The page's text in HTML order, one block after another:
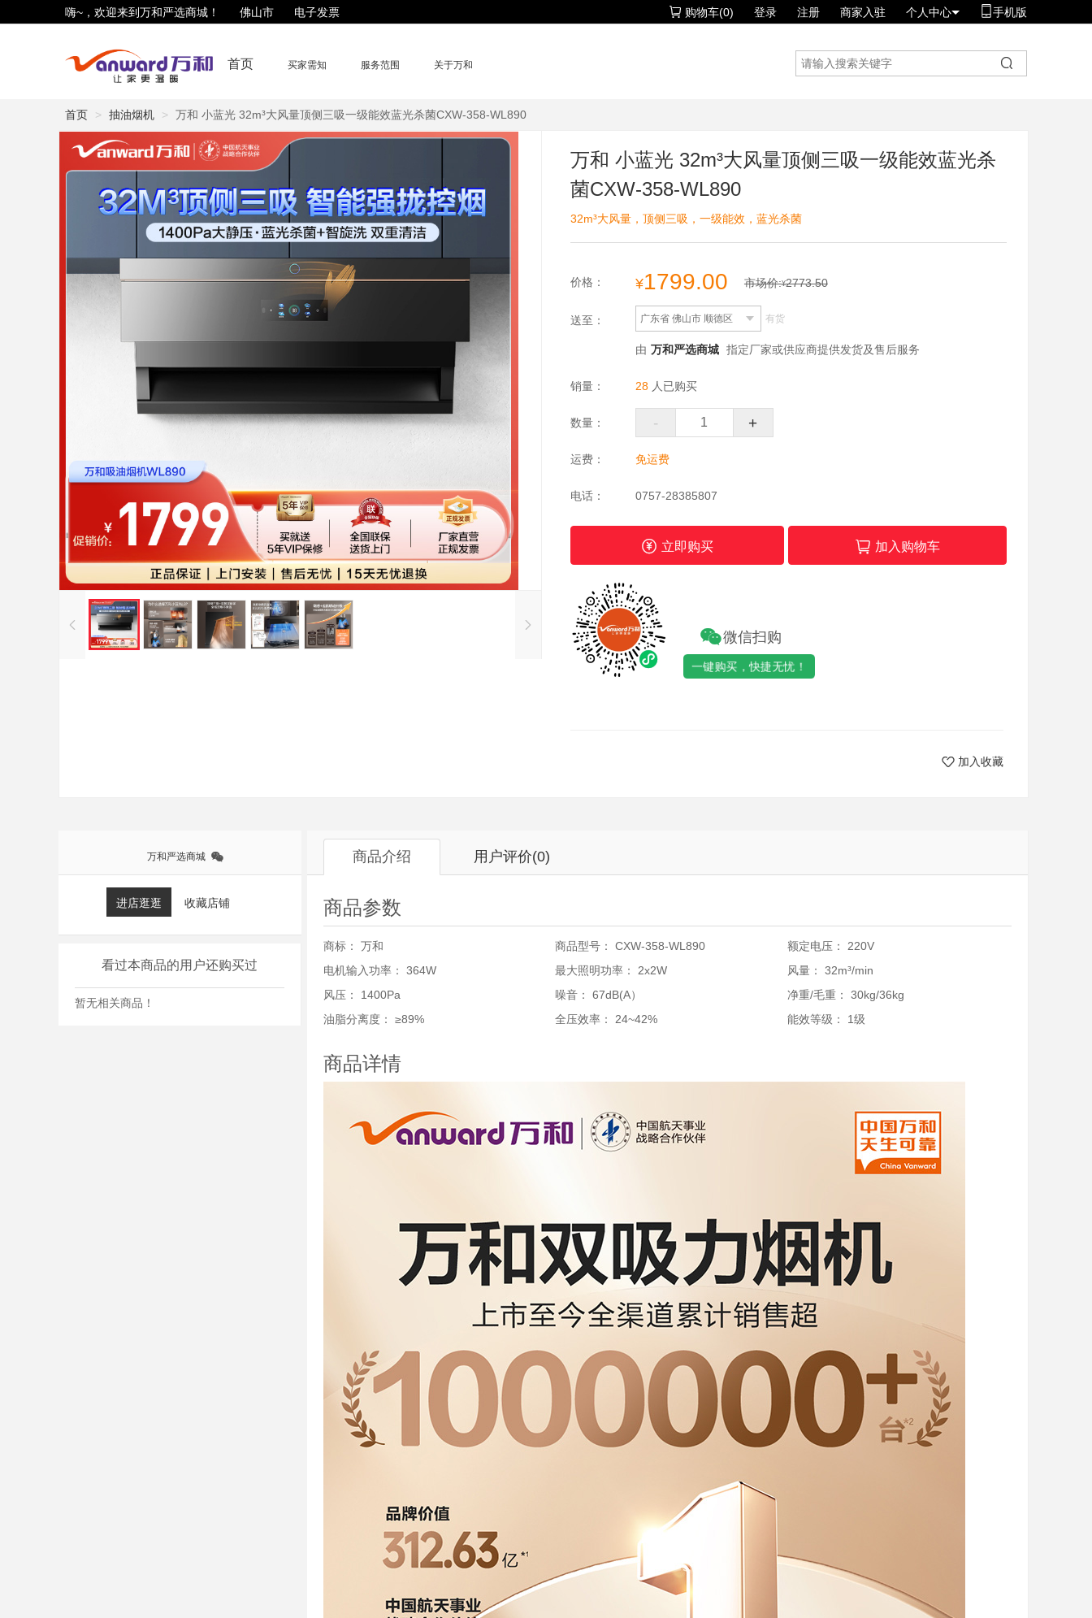
嗨~，欢迎来到万和严选商城！ 佛山市 电子发票 购物车(0) 登录 注册 商家入驻 个人中心 手机版
首页 买家需知 服务范围 关于万和
首页 抽油烟机 万和 小蓝光 32m³大风量顶侧三吸一级能效蓝光杀菌CXW-358-WL890
万和 小蓝光 32m³大风量顶侧三吸一级能效蓝光杀
菌CXW-358-WL890
32m³大风量，顶侧三吸，一级能效，蓝光杀菌
价格： ¥1799.00 市场价:¥2773.50
送至： 广东省 佛山市 顺德区 有货
由 万和严选商城 指定厂家或供应商提供发货及售后服务
销量： 28人已购买
数量： - +
运费： 免运费
电话： 0757-28385807
立即购买 加入购物车
微信扫购
一键购买，快捷无忧！
加入收藏
万和严选商城
进店逛逛 收藏店铺
看过本商品的用户还购买过
暂无相关商品！
商品介绍 用户评价(0)
商品参数
商标： 万和 商品型号： CXW-358-WL890 额定电压：
220V
电机输入功率：
364W 最大照明功率： 2x2W 风量：
32m³/min
风压：
1400Pa 噪音： 67dB(A） 净重/毛重：
30kg/36kg
油脂分离度：
≥89% 全压效率： 24~42% 能效等级： 1级
商品详情